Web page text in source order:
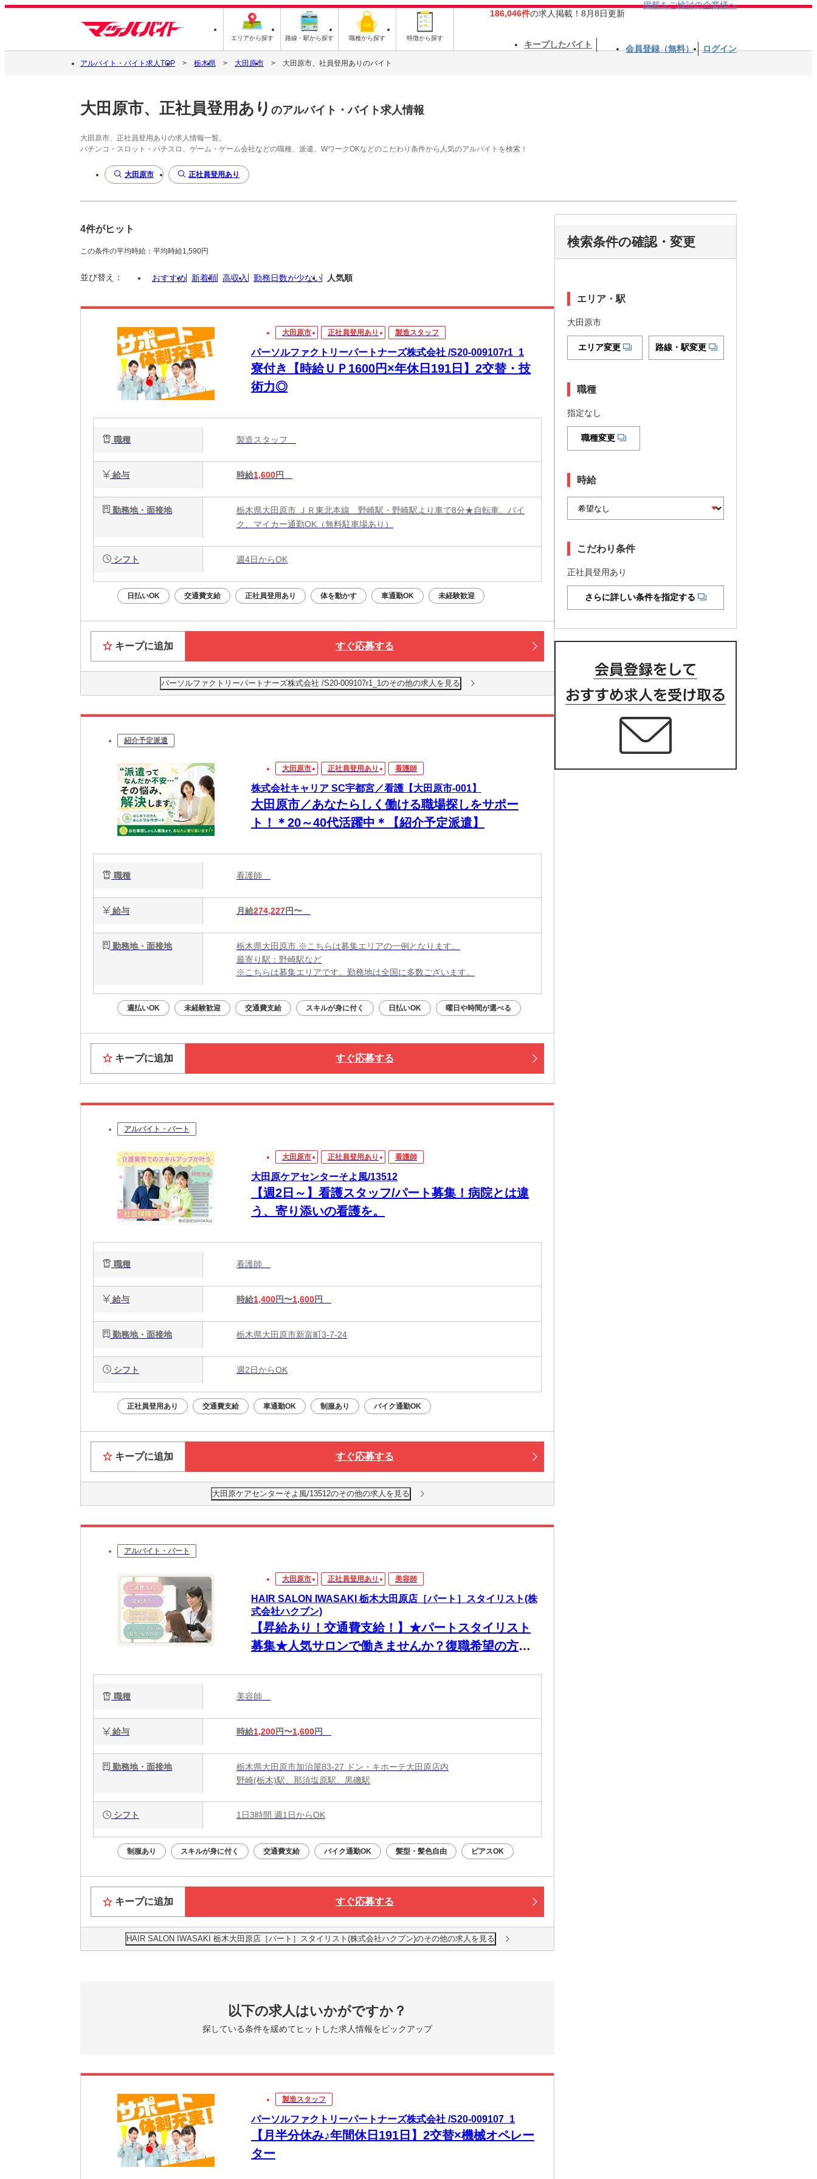
エリアから探す 路線・駅から探す 職種から探す 特徴から探す
186,046件の求人掲載！8月8日更新
掲載をご検討の企業様へ
キープしたバイト 会員登録（無料） ログイン
アルバイト・バイト求人TOP 栃木県 大田原市 大田原市、社員登用ありのバイト
大田原市、正社員登用あり のアルバイト・バイト求人情報
大田原市、正社員登用ありの求人情報一覧。
パチンコ・スロット・パチスロ、ゲーム・ゲーム会社などの職種、派遣、WワークOKなどのこだわり条件から人気のアルバイトを検索！
大田原市 正社員登用あり
4件がヒット
この条件の平均時給：平均時給1,590円
並び替え： おすすめ 新着順 高収入 勤務日数が少ない 人気順
大田原市 正社員登用あり 製造スタッフ
パーソルファクトリーパートナーズ株式会社 /S20-009107r1_1
寮付き【時給ＵＰ1600円×年休日191日】2交替・技
術力◎
職種 製造スタッフ
給与 時給1,600円
勤務地・面接地
栃木県大田原市 ＪＲ東北本線 野崎駅・野崎駅より車で8分★自転車、バイ
ク、マイカー通勤OK（無料駐車場あり）
シフト 週4日からOK
日払いOK 交通費支給 正社員登用あり 体を動かす 車通勤OK 未経験歓迎
キープに追加 すぐ応募する
パーソルファクトリーパートナーズ株式会社 /S20-009107r1_1のその他の求人を見る
紹介予定派遣
大田原市 正社員登用あり 看護師
株式会社キャリア SC宇都宮／看護【大田原市-001】
大田原市／あなたらしく働ける職場探しをサポー
ト！＊20～40代活躍中＊【紹介予定派遣】
職種 看護師
給与 月給274,227円〜
勤務地・面接地
栃木県大田原市 ※こちらは募集エリアの一例となります。
最寄り駅：野崎駅など
※こちらは募集エリアです。勤務地は全国に多数ございます。
週払いOK 未経験歓迎 交通費支給 スキルが身に付く 日払いOK 曜日や時間が選べる
キープに追加 すぐ応募する
アルバイト・パート
大田原市 正社員登用あり 看護師
大田原ケアセンターそよ風/13512
【週2日～】看護スタッフ/パート募集！病院とは違
う、寄り添いの看護を。
職種 看護師
給与 時給1,400円〜1,600円
勤務地・面接地 栃木県大田原市新富町3-7-24
シフト 週2日からOK
正社員登用あり 交通費支給 車通勤OK 制服あり バイク通勤OK
キープに追加 すぐ応募する
大田原ケアセンターそよ風/13512のその他の求人を見る
アルバイト・パート
大田原市 正社員登用あり 美容師
HAIR SALON IWASAKI 栃木大田原店［パート］スタイリスト(株
式会社ハクブン)
【昇給あり！交通費支給！】★パートスタイリスト
募集★人気サロンで働きませんか？復職希望の方大
職種 美容師
給与 時給1,200円〜1,600円
勤務地・面接地
栃木県大田原市加治屋83-27 ドン・キホーテ大田原店内
野崎(栃木)駅、那須塩原駅、黒磯駅
シフト 1日3時間 週1日からOK
制服あり スキルが身に付く 交通費支給 バイク通勤OK 髪型・髪色自由 ピアスOK
キープに追加 すぐ応募する
HAIR SALON IWASAKI 栃木大田原店［パート］スタイリスト(株式会社ハクブン)のその他の求人を見る
以下の求人はいかがですか？
探している条件を緩めてヒットした求人情報をピックアップ
製造スタッフ
パーソルファクトリーパートナーズ株式会社 /S20-009107_1
【月半分休み♪年間休日191日】2交替×機械オペレー
ター
検索条件の確認・変更
エリア・駅
大田原市
エリア変更 路線・駅変更
職種
指定なし
職種変更
時給
こだわり条件
正社員登用あり
さらに詳しい条件を指定する